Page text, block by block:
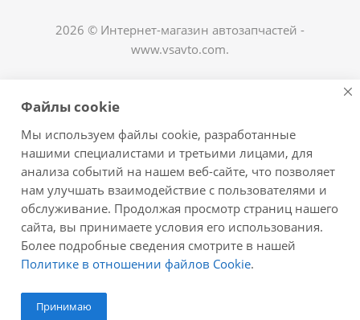
2026 © Интернет-магазин автозапчастей -
www.vsavto.com.
+7 (8482) 622-122 avtovs@yandex.ru
г. Тольятти, ул. Офицерская 14, ГСК "Пламя", 4
этаж, офис 476
Оставайтесь на связи
Файлы cookie
Мы используем файлы cookie, разработанные
нашими специалистами и третьими лицами, для
анализа событий на нашем веб-сайте, что позволяет
нам улучшать взаимодействие с пользователями и
обслуживание. Продолжая просмотр страниц нашего
сайта, вы принимаете условия его использования.
Более подробные сведения смотрите в нашей
Политике в отношении файлов Cookie.
Принимаю